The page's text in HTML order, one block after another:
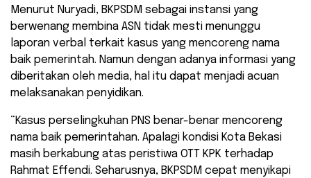
Menurut Nuryadi, BKPSDM sebagai instansi yang
berwenang membina ASN tidak mesti menunggu
laporan verbal terkait kasus yang mencoreng nama
baik pemerintah. Namun dengan adanya informasi yang
diberitakan oleh media, hal itu dapat menjadi acuan
melaksanakan penyidikan.
“Kasus perselingkuhan PNS benar-benar mencoreng
nama baik pemerintahan. Apalagi kondisi Kota Bekasi
masih berkabung atas peristiwa OTT KPK terhadap
Rahmat Effendi. Seharusnya, BKPSDM cepat menyikapi